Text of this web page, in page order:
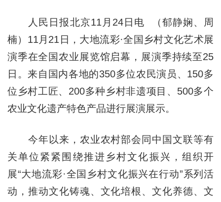
人民日报北京11月24日电 （郁静娴、周
楠）11月21日，大地流彩·全国乡村文化艺术展
演季在全国农业展览馆启幕，展演季持续至25
日。来自国内各地的350多位农民演员、150多
位乡村工匠、200多种乡村非遗项目、500多个
农业文化遗产特色产品进行展演展示。
今年以来，农业农村部会同中国文联等有
关单位紧紧围绕推进乡村文化振兴，组织开
展“大地流彩·全国乡村文化振兴在行动”系列活
动，推动文化铸魂、文化培根、文化养德、文